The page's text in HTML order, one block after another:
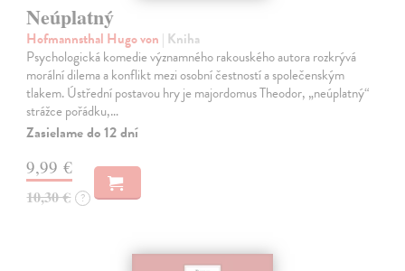
Neúplatný
Hofmannsthal Hugo von | Kniha
Psychologická komedie významného rakouského autora rozkrývá
morální dilema a konflikt mezi osobní čestností a společenským
tlakem. Ústřední postavou hry je majordomus Theodor, „neúplatný“
strážce pořádku,…
Zasielame do 12 dní
9,99 €
10,30 € ?